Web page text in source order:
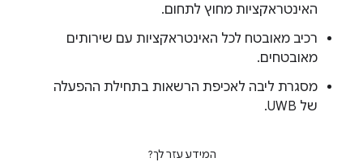
האינטראקציות מחוץ לתחום.
רכיב מאובטח לכל האינטראקציות עם שירותים
מאובטחים.
מסגרת ליבה לאכיפת הרשאות בתחילת ההפעלה
של UWB.
המידע עזר לך?